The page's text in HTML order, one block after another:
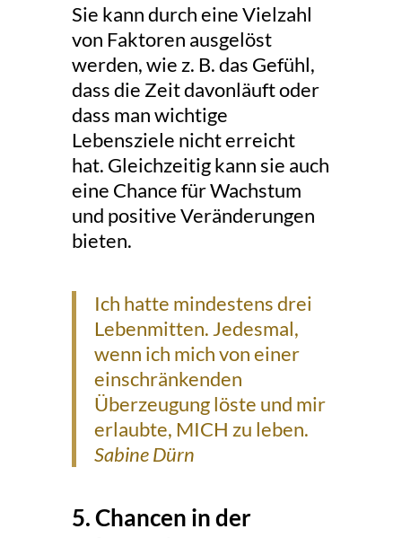
Sie kann durch eine Vielzahl
von Faktoren ausgelöst
werden, wie z. B. das Gefühl,
dass die Zeit davonläuft oder
dass man wichtige
Lebensziele nicht erreicht
hat. Gleichzeitig kann sie auch
eine Chance für Wachstum
und positive Veränderungen
bieten.
Ich hatte mindestens drei
Lebenmitten. Jedesmal,
wenn ich mich von einer
einschränkenden
Überzeugung löste und mir
erlaubte, MICH zu leben.
Sabine Dürn
5. Chancen in der